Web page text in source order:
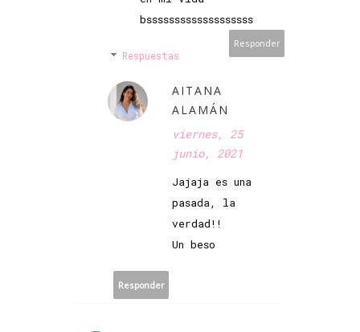
bsssssssssssssssssss
Responder
Respuestas
AITANA
ALAMÁN
viernes, 25
junio, 2021
Jajaja es una
pasada, la
verdad!!
Un beso
Responder